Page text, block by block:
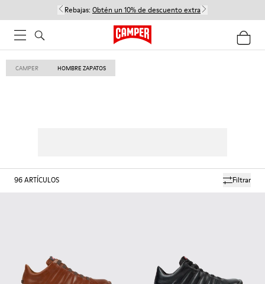
Rebajas: Obtén un 10% de descuento extra
CAMPER HOMBRE ZAPATOS
Filtrar
96ARTÍCULOS